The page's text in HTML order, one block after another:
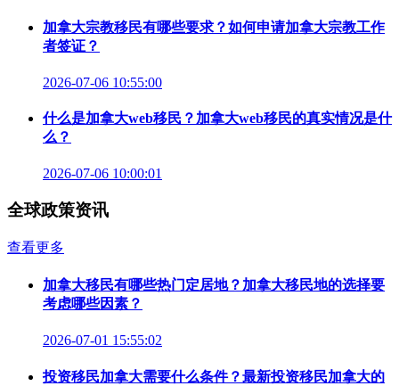
加拿大宗教移民有哪些要求？如何申请加拿大宗教工作
者签证？
2026-07-06 10:55:00
什么是加拿大web移民？加拿大web移民的真实情况是什
么？
2026-07-06 10:00:01
全球政策资讯
查看更多
加拿大移民有哪些热门定居地？加拿大移民地的选择要
考虑哪些因素？
2026-07-01 15:55:02
投资移民加拿大需要什么条件？最新投资移民加拿大的